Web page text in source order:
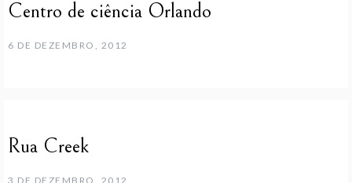
Centro de ciência Orlando
6 DE DEZEMBRO, 2012
Rua Creek
3 DE DEZEMBRO, 2012